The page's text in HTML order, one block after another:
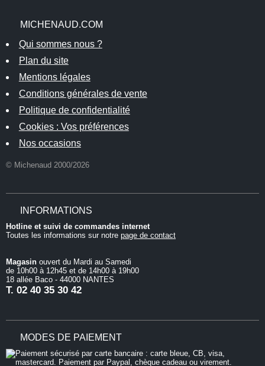
MICHENAUD.COM
Qui sommes nous ?
Plan du site
Mentions légales
Conditions générales de vente
Politique de confidentialité
Cookies : Vos préférences
Nos occasions
© Michenaud 2000/2026
INFORMATIONS
Hotline et suivi de commandes internet
Toutes les informations sur notre page de contact
Magasin ouvert du Mardi au Samedi
de 10h00 à 12h45 et de 14h00 à 19h00
18 allée Baco - 44000 NANTES
T. 02 40 35 30 42
MODES DE PAIEMENT